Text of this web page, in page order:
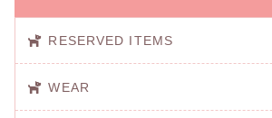
RESERVED ITEMS
WEAR